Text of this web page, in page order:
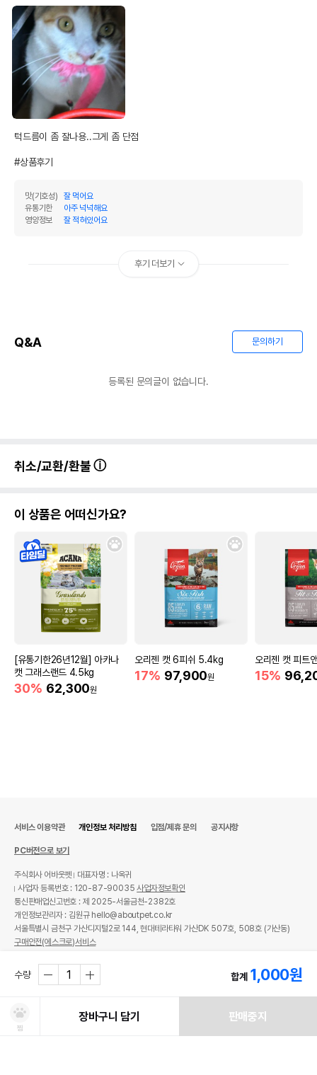
턱드름이 좀 잘나용..그게 좀 단점
#상품후기
맛(기호성)
잘 먹어요
유통기한
아주 넉넉해요
영양정보
잘 적혀있어요
후기 더보기
Q&A 문의하기
등록된 문의글이 없습니다.
취소/교환/환불
이 상품은 어떠신가요?
[유통기한26년12월] 아카나
캣 그래스랜드 4.5kg
30% 62,300원
오리젠 캣 6피쉬 5.4kg
17% 97,900원
오리젠 캣 피트
15%
수량 합계 1,000원
찜
장바구니 담기 판매중지
서비스 이용약관 개인정보 처리방침 입점/제휴 문의 공지사항
PC버전으로 보기
주식회사 어바웃펫
대표자명 : 나옥귀
사업자 등록번호 : 120-87-90035사업자정보확인
통신판매업신고번호 : 제 2025-서울금천-2382호
개인정보관리자 : 김원규 hello@aboutpet.co.kr
서울특별시 금천구 가산디지털2로 144, 현대테라타워 가산DK 507호, 508호 (가산동)
구매안전(에스크로)서비스